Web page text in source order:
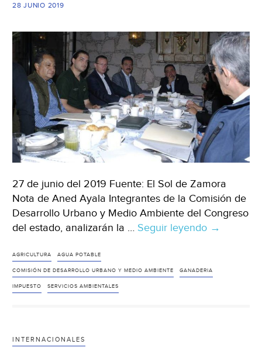
28 JUNIO 2019
27 de junio del 2019 Fuente: El Sol de Zamora
Nota de Aned Ayala Integrantes de la Comisión de
Desarrollo Urbano y Medio Ambiente del Congreso
del estado, analizarán la … Seguir leyendo
impuesto
→
AGRICULTURA AGUA POTABLE
COMISIÓN DE DESARROLLO URBANO Y MEDIO AMBIENTE GANADERIA
IMPUESTO SERVICIOS AMBIENTALES
INTERNACIONALES